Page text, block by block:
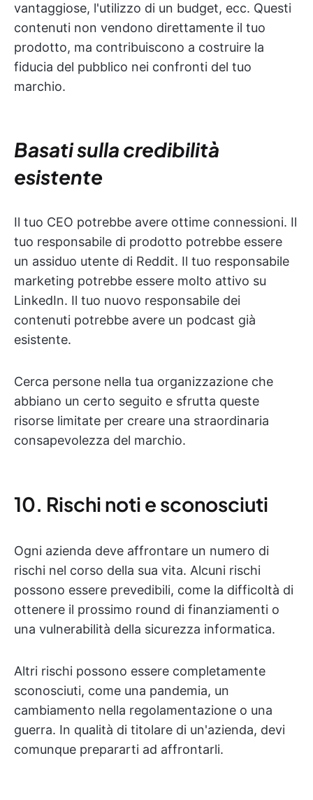
vantaggiose, l'utilizzo di un budget, ecc. Questi
contenuti non vendono direttamente il tuo
prodotto, ma contribuiscono a costruire la
fiducia del pubblico nei confronti del tuo
marchio.
Basati sulla credibilità
esistente
Il tuo CEO potrebbe avere ottime connessioni. Il
tuo responsabile di prodotto potrebbe essere
un assiduo utente di Reddit. Il tuo responsabile
marketing potrebbe essere molto attivo su
LinkedIn. Il tuo nuovo responsabile dei
contenuti potrebbe avere un podcast già
esistente.
Cerca persone nella tua organizzazione che
abbiano un certo seguito e sfrutta queste
risorse limitate per creare una straordinaria
consapevolezza del marchio.
10. Rischi noti e sconosciuti
Ogni azienda deve affrontare un numero di
rischi nel corso della sua vita. Alcuni rischi
possono essere prevedibili, come la difficoltà di
ottenere il prossimo round di finanziamenti o
una vulnerabilità della sicurezza informatica.
Altri rischi possono essere completamente
sconosciuti, come una pandemia, un
cambiamento nella regolamentazione o una
guerra. In qualità di titolare di un'azienda, devi
comunque prepararti ad affrontarli.